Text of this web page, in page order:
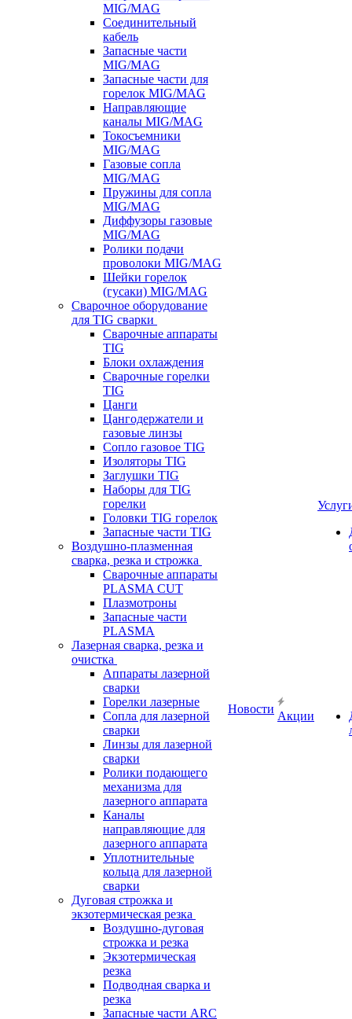
MIG/MAG
Соединительный
кабель
Запасные части
MIG/MAG
Запасные части для
горелок MIG/MAG
Направляющие
каналы MIG/MAG
Токосъемники
MIG/MAG
Газовые сопла
MIG/MAG
Пружины для сопла
MIG/MAG
Диффузоры газовые
MIG/MAG
Ролики подачи
проволоки MIG/MAG
Шейки горелок
(гусаки) MIG/MAG
Сварочное оборудование
для TIG сварки
Сварочные аппараты
TIG
Блоки охлаждения
Сварочные горелки
TIG
Цанги
Цангодержатели и
газовые линзы
Сопло газовое TIG
Изоляторы TIG
Заглушки TIG
Наборы для TIG
горелки
Головки TIG горелок
Запасные части TIG
Воздушно-плазменная
сварка, резка и строжка
Сварочные аппараты
PLASMA CUT
Плазмотроны
Запасные части
PLASMA
Лазерная сварка, резка и
очистка
Аппараты лазерной
сварки
Горелки лазерные
Сопла для лазерной
сварки
Линзы для лазерной
сварки
Ролики подающего
механизма для
лазерного аппарата
Каналы
направляющие для
лазерного аппарата
Уплотнительные
кольца для лазерной
сварки
Дуговая строжка и
экзотермическая резка
Воздушно-дуговая
строжка и резка
Экзотермическая
резка
Подводная сварка и
резка
Запасные части ARC
Новости
Акции